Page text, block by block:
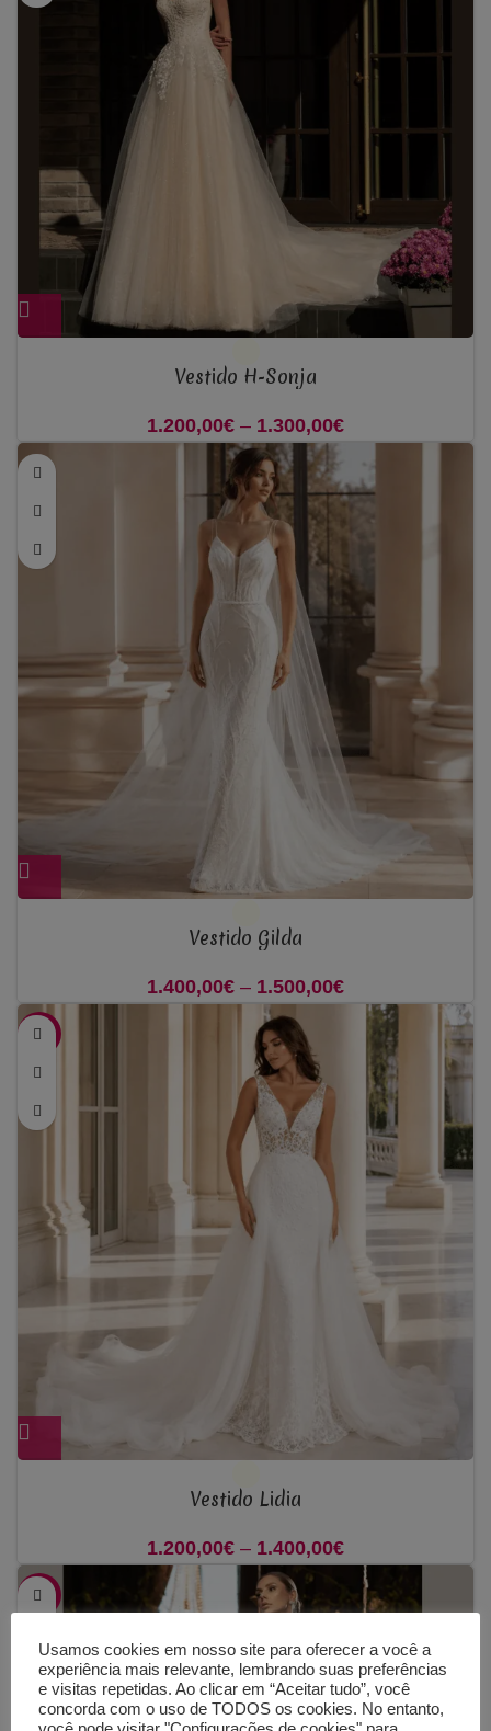
Vestido H-Sonja
1.200,00€ – 1.300,00€
Vestido Gilda
1.400,00€ – 1.500,00€
1.400,00€
through
1.500,00€
-50%
Vestido Lidia
1.200,00€ – 1.400,00€
through
-50%
Usamos cookies em nosso site para oferecer a você a
experiência mais relevante, lembrando suas preferências
e visitas repetidas. Ao clicar em “Aceitar tudo”, você
concorda com o uso de TODOS os cookies. No entanto,